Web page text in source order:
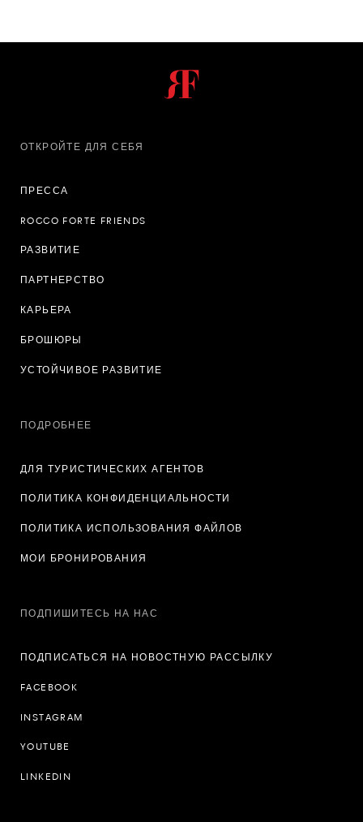
ОТКРОЙТЕ ДЛЯ СЕБЯ
ПРЕССА
ROCCO FORTE FRIENDS
РАЗВИТИЕ
ПАРТНЕРСТВО
КАРЬЕРА
БРОШЮРЫ
УСТОЙЧИВОЕ РАЗВИТИЕ
ПОДРОБНЕЕ
ДЛЯ ТУРИСТИЧЕСКИХ АГЕНТОВ
ПОЛИТИКА КОНФИДЕНЦИАЛЬНОСТИ
ПОЛИТИКА ИСПОЛЬЗОВАНИЯ ФАЙЛОВ
МОИ БРОНИРОВАНИЯ
ПОДПИШИТЕСЬ НА НАС
ПОДПИСАТЬСЯ НА НОВОСТНУЮ РАССЫЛКУ
FACEBOOK
INSTAGRAM
YOUTUBE
LINKEDIN